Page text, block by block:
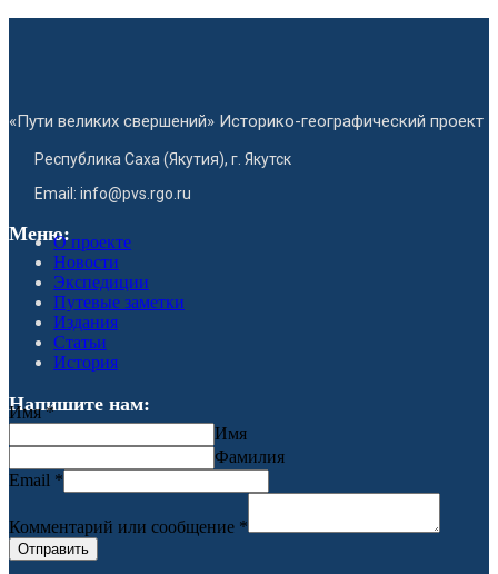
«Пути великих свершений» Историко-географический проект
Республика Саха (Якутия), г. Якутск
Email: info@pvs.rgo.ru
Меню:О проекте
Новости
Экспедиции
Путевые заметки
Издания
Статьи
История
Напишите нам:
Имя*
Имя
Фамилия
Email *
Комментарий или сообщение *
Отправить